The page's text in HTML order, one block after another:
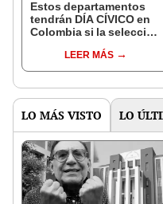
Estos departamentos
tendrán DÍA CÍVICO en
Colombia si la selección
LEER MÁS
LO MÁS VISTO LO